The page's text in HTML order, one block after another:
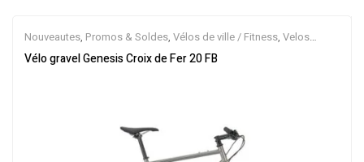
Nouveautes, Promos & Soldes, Vélos de ville / Fitness, Velos
Musculaires
Vélo gravel Genesis Croix de Fer 20 FB